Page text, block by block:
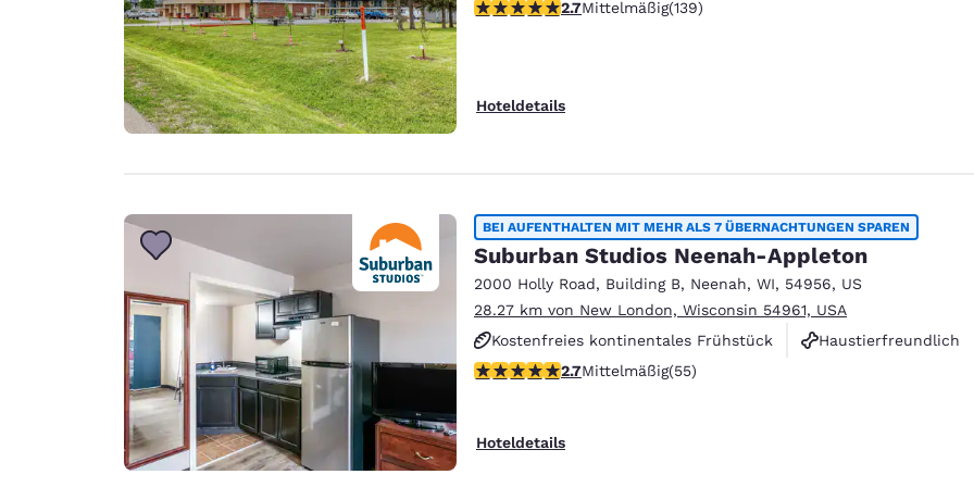
Haustierfreundlich
2.68-Sterne-Bewertung. Mittelmäßig. 139 Bewertungen
2.7Mittelmäßig(139)
Hoteldetails
BEI AUFENTHALTEN MIT MEHR ALS 7 ÜBERNACHTUNGEN SPAREN
Suburban Studios Neenah-Appleton
2000 Holly Road, Building B, Neenah, WI, 54956, US
28.27 km von New London, Wisconsin 54961, USA
Kostenfreies kontinentales Frühstück
Haustierfreundlich
Rauchfrei
2.71-Sterne-Bewertung. Mittelmäßig. 55 Bewertungen
2.7Mittelmäßig(55)
Hoteldetails